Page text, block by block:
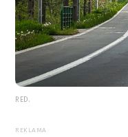
RED.
REKLAMA